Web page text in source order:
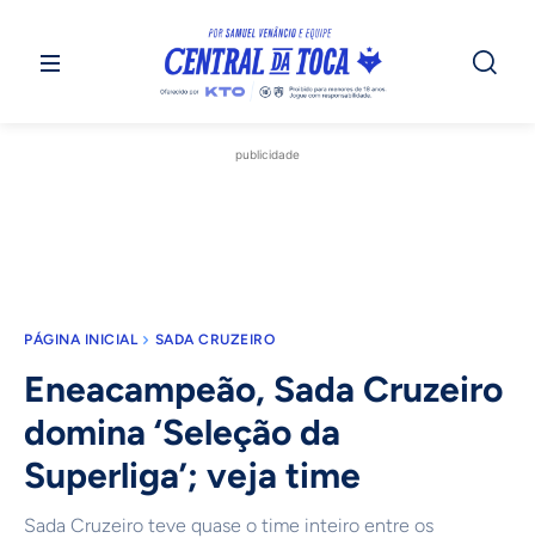
publicidade
PÁGINA INICIAL SADA CRUZEIRO
Eneacampeão, Sada Cruzeiro
domina ‘Seleção da
Superliga’; veja time
Sada Cruzeiro teve quase o time inteiro entre os